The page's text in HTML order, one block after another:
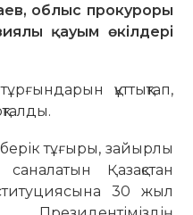
облыс прокуроры
қауым өкілдері
құттықтап,
берік тұғыры, зайырлы
саналатын Қазақстан
30 жыл